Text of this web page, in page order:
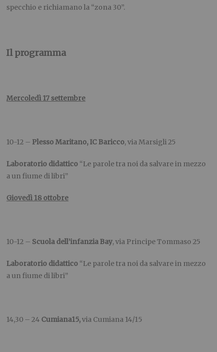
specchio e richiamano la “zona 30”.
Il programma
Mercoledì 17 settembre
10-12 – Plesso Maritano, IC Baricco, via Marsigli 25
Laboratorio didattico “Le parole tra noi da salvare in mezzo
a un fiume di libri”
Giovedì 18 ottobre
10-12 – Scuola dell’infanzia Bay, via Principe Tommaso 25
Laboratorio didattico “Le parole tra noi da salvare in mezzo
a un fiume di libri”
14,30 – 24 Cumiana15,via Cumiana 14/15